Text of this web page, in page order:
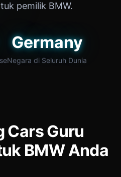
pemilik BMW.
Germany
Negara di Seluruh Dunia
Cars Guru
BMW Anda